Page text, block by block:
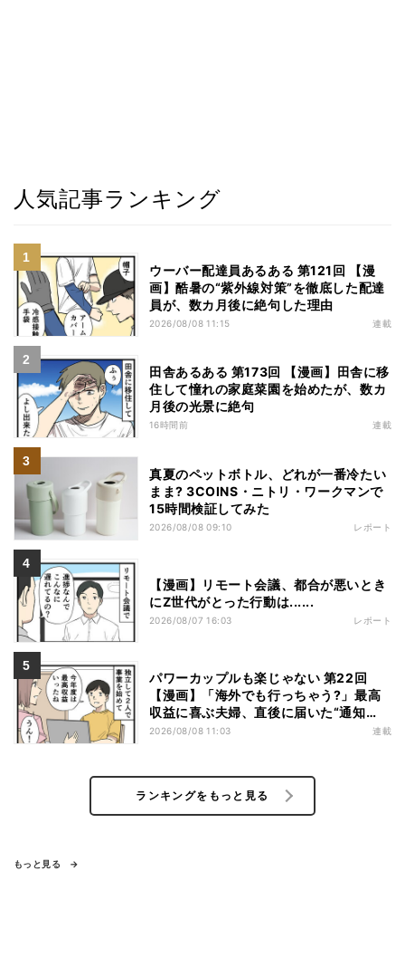
人気記事ランキング
ウーバー配達員あるある 第121回 【漫
画】酷暑の“紫外線対策”を徹底した配達
員が、数カ月後に絶句した理由
2026/08/08 11:15 連載
田舎あるある 第173回 【漫画】田舎に移
住して憧れの家庭菜園を始めたが、数カ
月後の光景に絶句
16時間前 連載
真夏のペットボトル、どれが一番冷たい
まま? 3COINS・ニトリ・ワークマンで
15時間検証してみた
2026/08/08 09:10 レポート
【漫画】リモート会議、都合が悪いとき
にZ世代がとった行動は......
2026/08/07 16:03 レポート
パワーカップルも楽じゃない 第22回
【漫画】「海外でも行っちゃう?」最高
収益に喜ぶ夫婦、直後に届いた“通知
書”で現実に戻された
2026/08/08 11:03 連載
ランキングをもっと見る
もっと見る